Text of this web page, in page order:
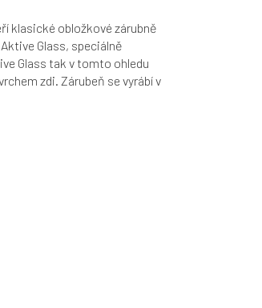
klasické obložkové zárubně
Glass, speciálně
Glass tak v tomto ohledu
zdi. Zárubeň se vyrábí v